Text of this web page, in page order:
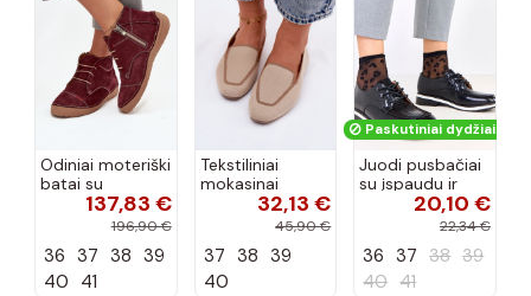
Odiniai moteriški
batai su
siūlėmis, pilies
tipo, Artiker
spalvos
137,83 €
196,90 €
36 37 38 39
40 41
Tekstiliniai
mokasinai
smėlio spalvos
32,13 €
45,90 €
37 38 39
40
Paskutiniai dydžiai!
Juodi pusbačiai
su įspaudu ir
kvadratiniu
priekiu Kerawa
20,10 €
22,34 €
36 37 38 39
40 41